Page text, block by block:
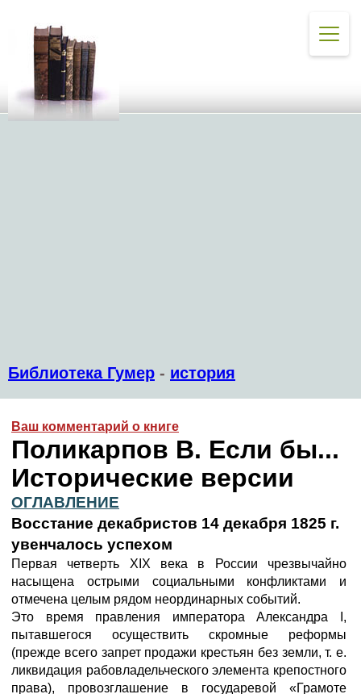
Библиотека Гумер - история
Ваш комментарий о книге
Поликарпов В. Если бы...
Исторические версии
ОГЛАВЛЕНИЕ
Восстание декабристов 14 декабря 1825 г.
увенчалось успехом
Первая четверть XIX века в России чрезвычайно
насыщена острыми социальными конфликтами и
отмечена целым рядом неординарных событий.
Это время правления императора Александра I,
пытавшегося осуществить скромные реформы
(прежде всего запрет продажи крестьян без земли, т. е.
ликвидация рабовладельческого элемента крепостного
права), провозглашение в государевой «Грамоте